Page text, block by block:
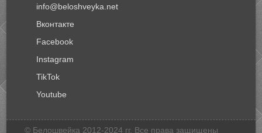
info@beloshveyka.net
Вконтакте
Facebook
Instagram
TikTok
Youtube
© Белошвейка 2012-2024 гг. Все права защищены